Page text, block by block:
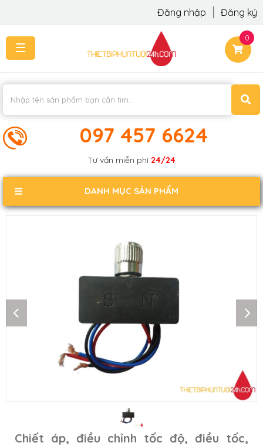
Đăng nhập Đăng ký
097 457 6624
Tư vấn miễn phí 24/24
DANH MỤC SẢN PHẨM
0
-
LẮP
HỒI
☰
Chiết áp, điều chỉnh tốc độ, điều tốc,